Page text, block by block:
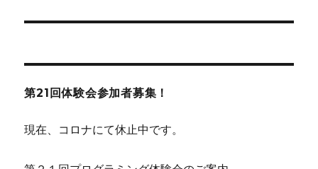
ン
稿:
第21回体験会参加者募集！
現在、コロナにて休止中です。